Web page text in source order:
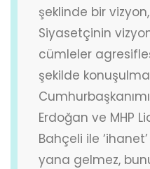
şeklinde bir
Siyasetçinin
cümleler
şekilde
Erdoğan ve MHP
Bahçeli ile
yana gelmez,